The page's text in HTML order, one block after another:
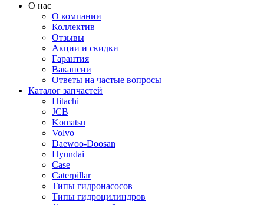
О нас
О компании
Коллектив
Отзывы
Акции и скидки
Гарантия
Вакансии
Ответы на частые вопросы
Каталог запчастей
Hitachi
JCB
Komatsu
Volvo
Daewoo-Doosan
Hyundai
Case
Caterpillar
Типы гидронасосов
Типы гидроцилиндров